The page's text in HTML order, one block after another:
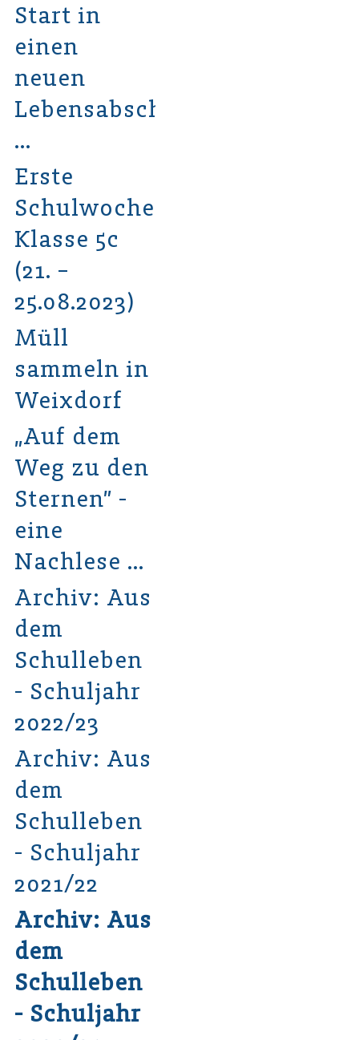
Start in
einen
neuen
Lebensabschnitt
…
Erste
Schulwoche
Klasse 5c
(21. –
25.08.2023)
Müll
sammeln in
Weixdorf
„Auf dem
Weg zu den
Sternen” -
eine
Nachlese …
Archiv: Aus
dem
Schulleben
- Schuljahr
2022/23
Archiv: Aus
dem
Schulleben
- Schuljahr
2021/22
Archiv: Aus
dem
Schulleben
- Schuljahr